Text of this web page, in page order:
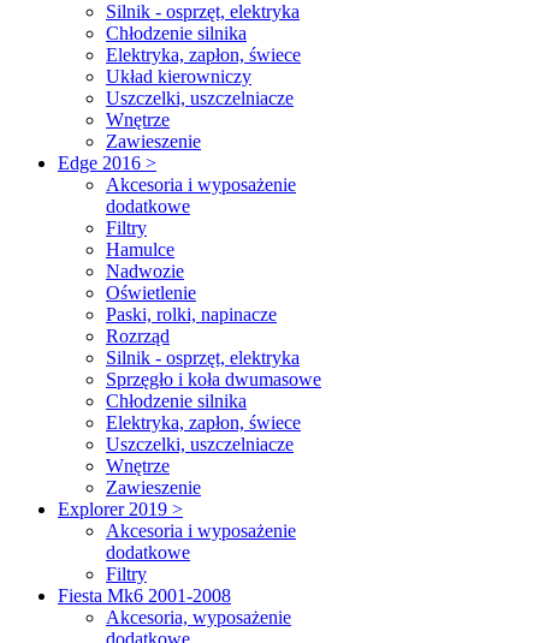
Silnik - osprzęt, elektryka
Chłodzenie silnika
Elektryka, zapłon, świece
Układ kierowniczy
Uszczelki, uszczelniacze
Wnętrze
Zawieszenie
Edge 2016 >
Akcesoria i wyposażenie
dodatkowe
Filtry
Hamulce
Nadwozie
Oświetlenie
Paski, rolki, napinacze
Rozrząd
Silnik - osprzęt, elektryka
Sprzęgło i koła dwumasowe
Chłodzenie silnika
Elektryka, zapłon, świece
Uszczelki, uszczelniacze
Wnętrze
Zawieszenie
Explorer 2019 >
Akcesoria i wyposażenie
dodatkowe
Filtry
Fiesta Mk6 2001-2008
Akcesoria, wyposażenie
dodatkowe